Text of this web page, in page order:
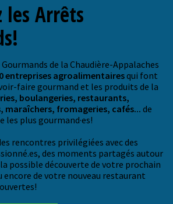
les Arrêts
de la Chaudière-Appalaches
entreprises agroalimentairesqui font
faire gourmand et les produits de la
boulangeries, restaurants,
maraîchers, fromageries, cafés... de
les plus gourmand·es!
rencontres privilégiées avec des
des moments partagés autour
possible découverte de votre prochain
encore de votre nouveau restaurant